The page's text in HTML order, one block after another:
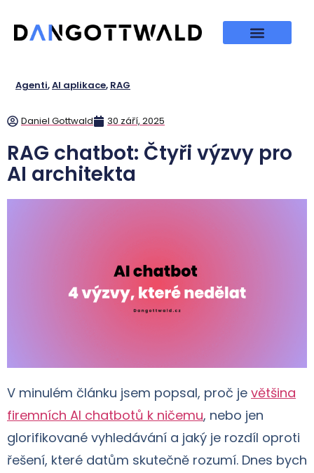
Agenti,AI aplikace, RAG
Daniel Gottwald 30 září, 2025
RAG chatbot: Čtyři výzvy pro
AI architekta
V minulém článku jsem popsal, proč je většina
firemních AI chatbotů k ničemu, nebo jen
glorifikované vyhledávání a jaký je rozdíl oproti
řešení, které datům skutečně rozumí. Dnes bych